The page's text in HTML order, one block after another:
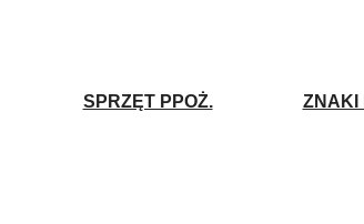
SPRZĘT PPOŻ. ZNAKI